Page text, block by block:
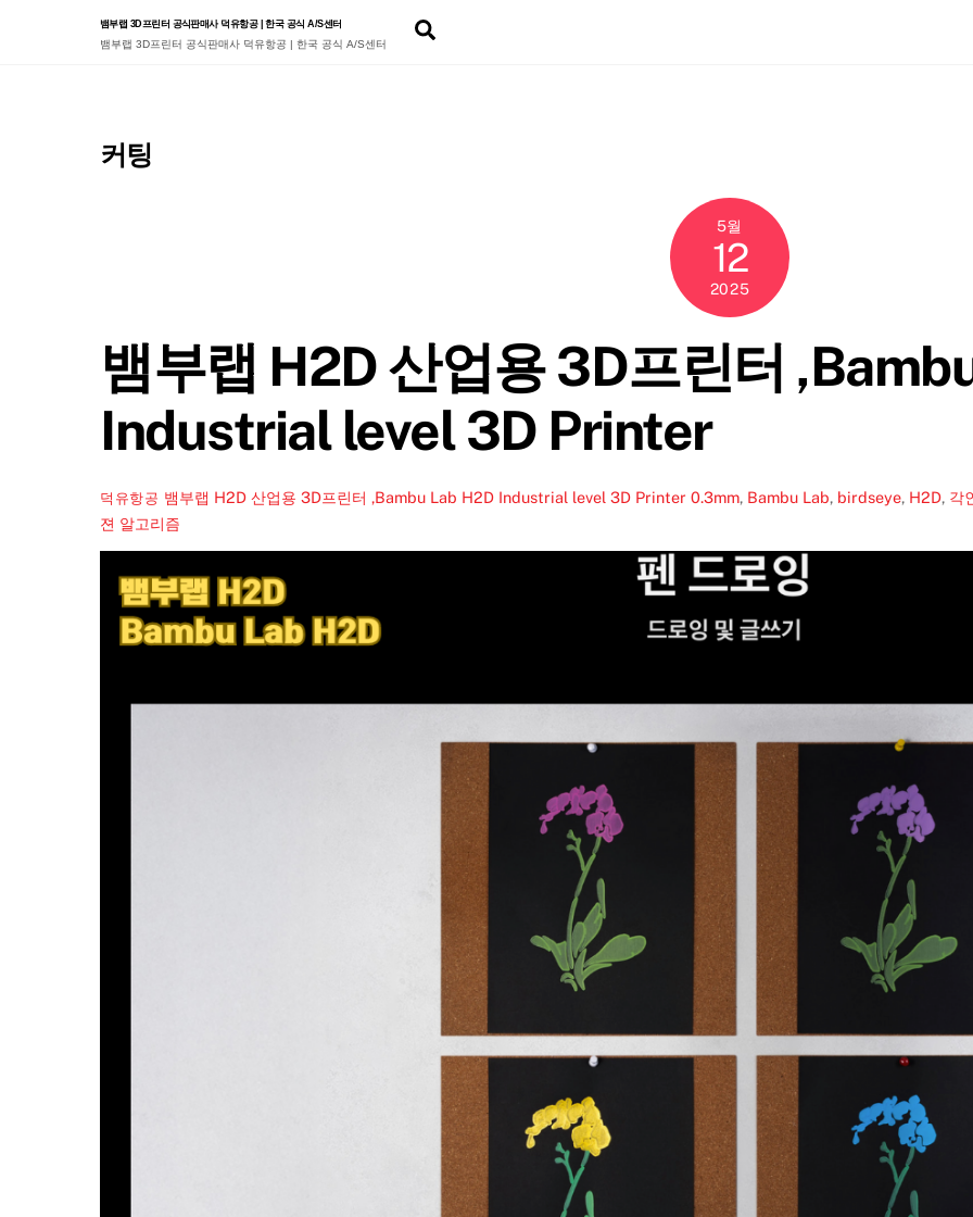
뱀부랩 3D프린터 공식판매사 덕유항공 | 한국 공식 A/S센터
뱀부랩 3D프린터 공식판매사 덕유항공 | 한국 공식 A/S센터
커팅
5월
12
2025
뱀부랩 H2D 산업용 3D프린터
Industrial level 3D Printer
덕유항공 뱀부랩 H2D 산업용 3D프린터 ,Bambu Lab H2D Industrial level 3D Printer 0.3mm, Bambu Lab, birdseye, H2D, 각
젼 알고리즘